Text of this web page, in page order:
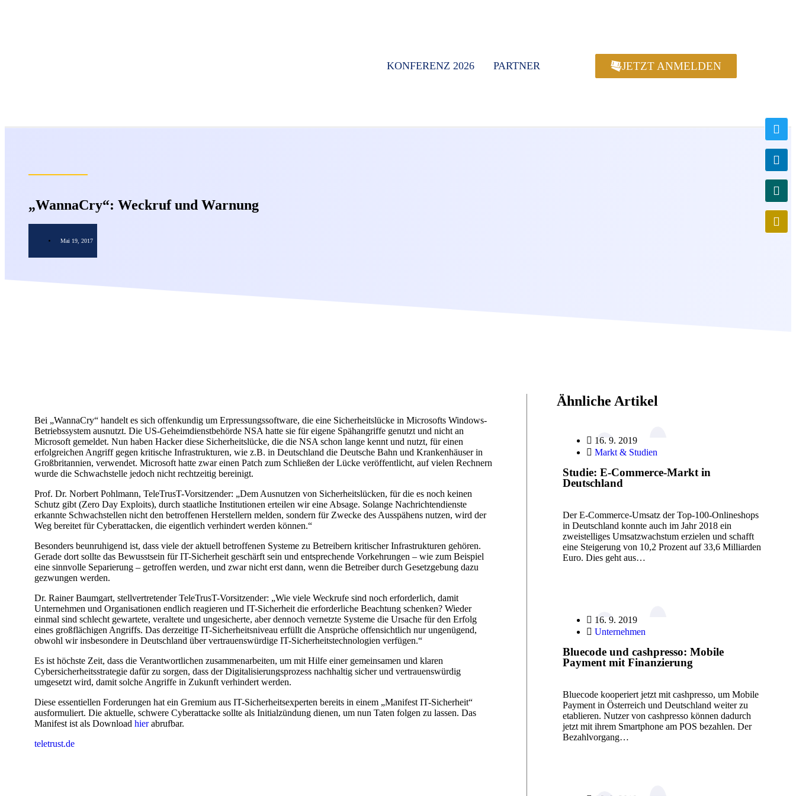
KONFERENZ 2026 PARTNER JETZT ANMELDEN
„WannaCry“: Weckruf und Warnung
Mai 19, 2017
Bei „WannaCry“ handelt es sich offenkundig um Erpressungssoftware, die eine Sicherheitslücke in Microsofts Windows-
Betriebssystem ausnutzt. Die US-Geheimdienstbehörde NSA hatte sie für eigene Spähangriffe genutzt und nicht an
Microsoft gemeldet. Nun haben Hacker diese Sicherheitslücke, die die NSA schon lange kennt und nutzt, für einen
erfolgreichen Angriff gegen kritische Infrastrukturen, wie z.B. in Deutschland die Deutsche Bahn und Krankenhäuser in
Großbritannien, verwendet. Microsoft hatte zwar einen Patch zum Schließen der Lücke veröffentlicht, auf vielen Rechnern
wurde die Schwachstelle jedoch nicht rechtzeitig bereinigt.
Prof. Dr. Norbert Pohlmann, TeleTrusT-Vorsitzender: „Dem Ausnutzen von Sicherheitslücken, für die es noch keinen
Schutz gibt (Zero Day Exploits), durch staatliche Institutionen erteilen wir eine Absage. Solange Nachrichtendienste
erkannte Schwachstellen nicht den betroffenen Herstellern melden, sondern für Zwecke des Ausspähens nutzen, wird der
Weg bereitet für Cyberattacken, die eigentlich verhindert werden können.“
Besonders beunruhigend ist, dass viele der aktuell betroffenen Systeme zu Betreibern kritischer Infrastrukturen gehören.
Gerade dort sollte das Bewusstsein für IT-Sicherheit geschärft sein und entsprechende Vorkehrungen – wie zum Beispiel
eine sinnvolle Separierung – getroffen werden, und zwar nicht erst dann, wenn die Betreiber durch Gesetzgebung dazu
gezwungen werden.
Dr. Rainer Baumgart, stellvertretender TeleTrusT-Vorsitzender: „Wie viele Weckrufe sind noch erforderlich, damit
Unternehmen und Organisationen endlich reagieren und IT-Sicherheit die erforderliche Beachtung schenken? Wieder
einmal sind schlecht gewartete, veraltete und ungesicherte, aber dennoch vernetzte Systeme die Ursache für den Erfolg
eines großflächigen Angriffs. Das derzeitige IT-Sicherheitsniveau erfüllt die Ansprüche offensichtlich nur ungenügend,
obwohl wir insbesondere in Deutschland über vertrauenswürdige IT-Sicherheitstechnologien verfügen.“
Es ist höchste Zeit, dass die Verantwortlichen zusammenarbeiten, um mit Hilfe einer gemeinsamen und klaren
Cybersicherheitsstrategie dafür zu sorgen, dass der Digitalisierungsprozess nachhaltig sicher und vertrauenswürdig
umgesetzt wird, damit solche Angriffe in Zukunft verhindert werden.
Diese essentiellen Forderungen hat ein Gremium aus IT-Sicherheitsexperten bereits in einem „Manifest IT-Sicherheit“
ausformuliert. Die aktuelle, schwere Cyberattacke sollte als Initialzündung dienen, um nun Taten folgen zu lassen. Das
Manifest ist als Download hierabrufbar.
teletrust.de
Ähnliche Artikel
16. 9. 2019
Markt & Studien
Studie: E-Commerce-Markt in
Deutschland
Der E-Commerce-Umsatz der Top-100-Onlineshops
in Deutschland konnte auch im Jahr 2018 ein
zweistelliges Umsatzwachstum erzielen und schafft
eine Steigerung von 10,2 Prozent auf 33,6 Milliarden
Euro. Dies geht aus…
16. 9. 2019
Unternehmen
Bluecode und cashpresso: Mobile
Payment mit Finanzierung
Bluecode kooperiert jetzt mit cashpresso, um Mobile
Payment in Österreich und Deutschland weiter zu
etablieren. Nutzer von cashpresso können dadurch
jetzt mit ihrem Smartphone am POS bezahlen. Der
Bezahlvorgang…